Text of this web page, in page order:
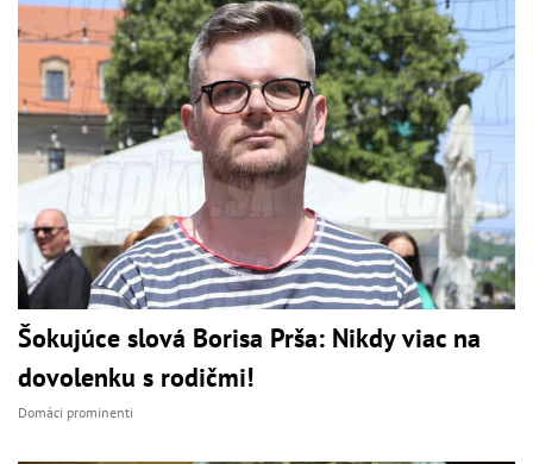
Šokujúce slová Borisa Prša: Nikdy viac na
dovolenku s rodičmi!
Domáci prominenti